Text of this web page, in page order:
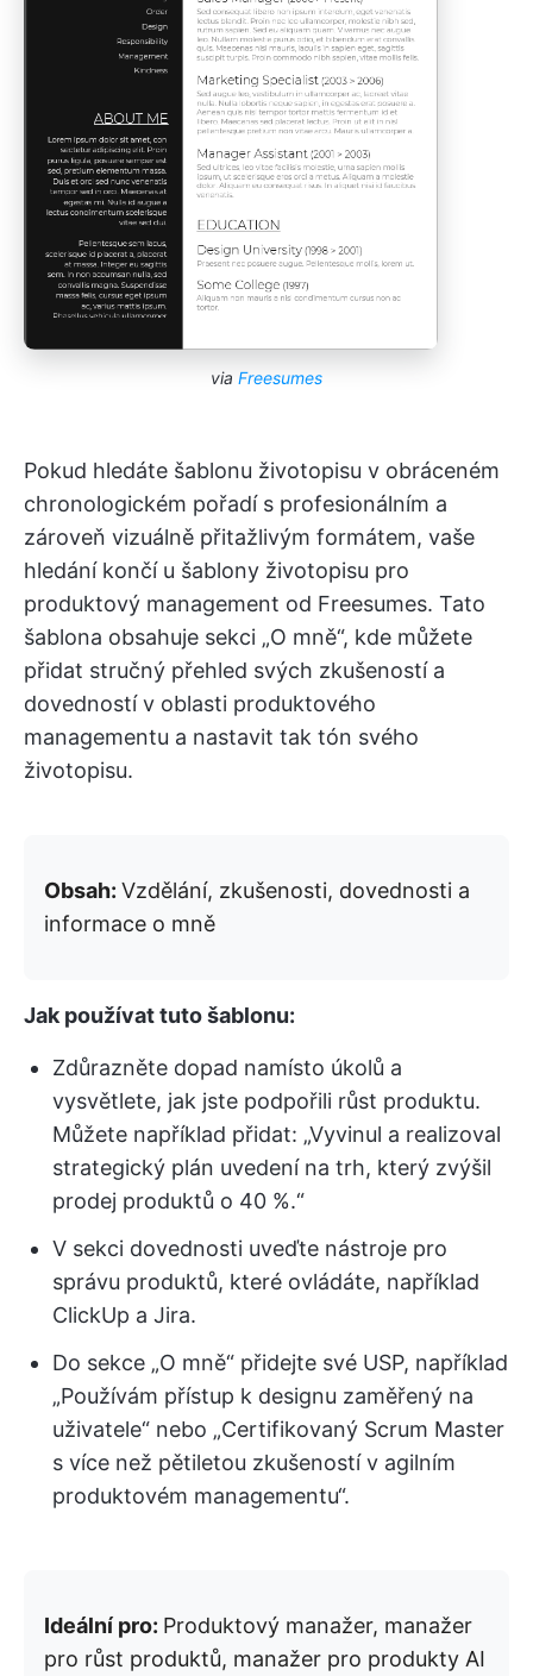
via Freesumes
Pokud hledáte šablonu životopisu v obráceném
chronologickém pořadí s profesionálním a
zároveň vizuálně přitažlivým formátem, vaše
hledání končí u šablony životopisu pro
produktový management od Freesumes. Tato
šablona obsahuje sekci „O mně“, kde můžete
přidat stručný přehled svých zkušeností a
dovedností v oblasti produktového
managementu a nastavit tak tón svého
životopisu.
Obsah: Vzdělání, zkušenosti, dovednosti a
informace o mně
Jak používat tuto šablonu:
Zdůrazněte dopad namísto úkolů a
vysvětlete, jak jste podpořili růst produktu.
Můžete například přidat: „Vyvinul a realizoval
strategický plán uvedení na trh, který zvýšil
prodej produktů o 40 %.“
V sekci dovednosti uveďte nástroje pro
správu produktů, které ovládáte, například
ClickUp a Jira.
Do sekce „O mně“ přidejte své USP, například
„Používám přístup k designu zaměřený na
uživatele“ nebo „Certifikovaný Scrum Master
s více než pětiletou zkušeností v agilním
produktovém managementu“.
Ideální pro: Produktový manažer, manažer
pro růst produktů, manažer pro produkty AI